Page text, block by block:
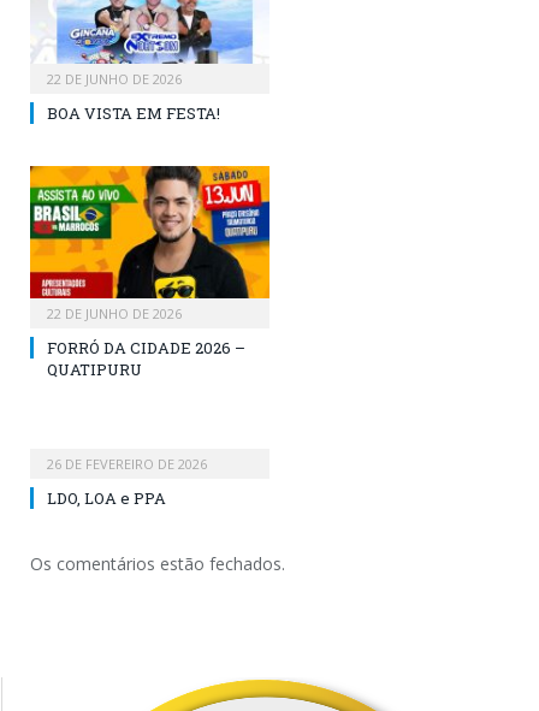
22 DE JUNHO DE 2026
BOA VISTA EM FESTA!
22 DE JUNHO DE 2026
FORRÓ DA CIDADE 2026 –
QUATIPURU
26 DE FEVEREIRO DE 2026
LDO, LOA e PPA
Os comentários estão fechados.